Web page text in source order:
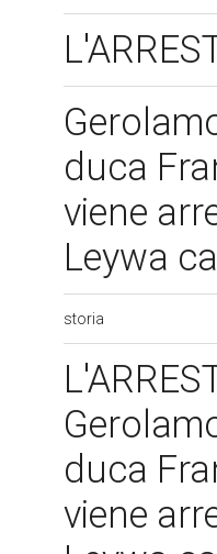
duca
viene
Leywa
storia
duca
viene